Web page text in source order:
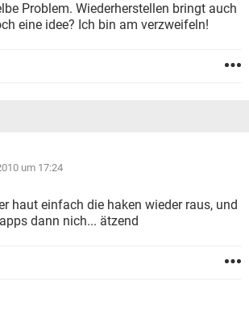
Problem. Wiederherstellen bringt auch
eine idee? Ich bin am verzweifeln!
um 17:24
haut einfach die haken wieder raus, und
dann nich... ätzend